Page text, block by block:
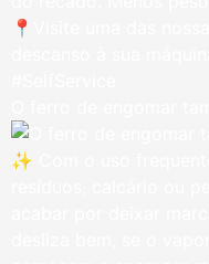
O ferro de engomar